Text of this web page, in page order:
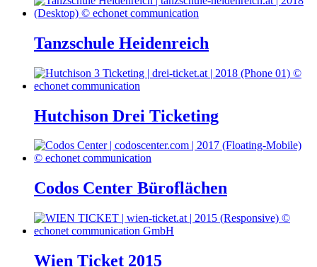
Tanzschule Heidenreich
Hutchison Drei Ticketing
Codos Center Büroflächen
Wien Ticket 2015